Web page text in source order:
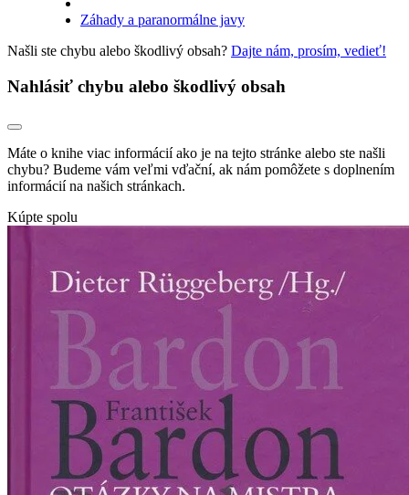
Záhady a paranormálne javy
Našli ste chybu alebo škodlivý obsah? Dajte nám, prosím, vedieť!
Nahlásiť chybu alebo škodlivý obsah
Máte o knihe viac informácií ako je na tejto stránke alebo ste našli
chybu? Budeme vám veľmi vďační, ak nám pomôžete s doplnením
informácií na našich stránkach.
Kúpte spolu